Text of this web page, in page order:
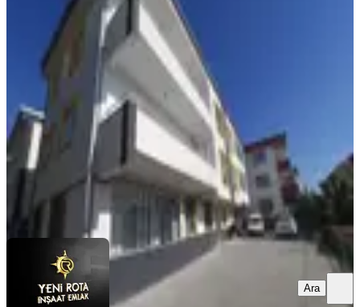
Yeni Rota'dan Sıfır Yapı-yatay
Mimari-az Katlı-satılık 3+1 Daire
Onikişubat, Piri Reis Mahallesi
145 m² ·Düz Giriş (Zemin)
3.750.000 ₺
YENİ ROTA İNŞAAT EMLAKMikail Barışık
Ara
Ara